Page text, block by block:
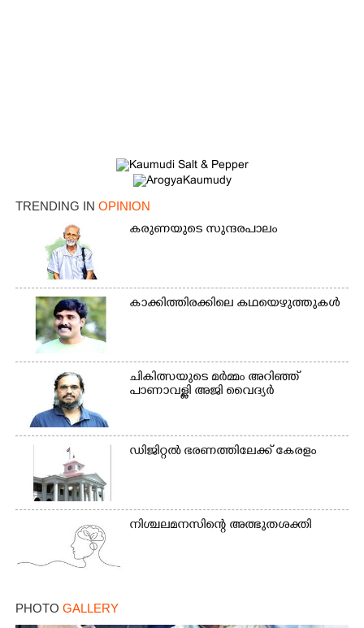
TRENDING IN OPINION
കരുണയുടെ സുന്ദരപാലം
കാക്കിത്തിരക്കിലെ കഥയെഴുത്തുകൾ
ചികിത്സയുടെ മർമ്മം അറിഞ്ഞ്
പാണാവള്ളി അജി വൈദ്യർ
ഡിജിറ്റൽ ഭരണത്തിലേക്ക് കേരളം
നിശ്ചലമനസിന്റെ അത്ഭുതശക്തി
PHOTO GALLERY